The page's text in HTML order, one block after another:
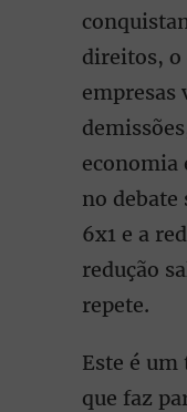
direitos, o
empresas
economia
no debate
6x1 e a
redução
repete.
Este é
que faz